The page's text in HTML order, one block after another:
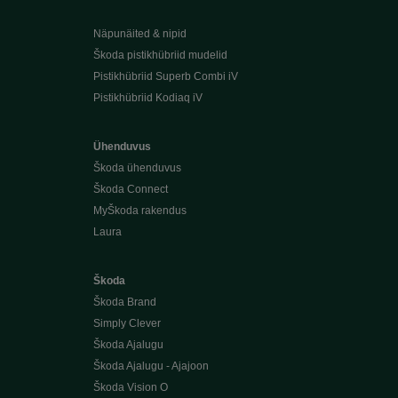
Näpunäited & nipid
Škoda pistikhübriid mudelid
Pistikhübriid Superb Combi iV
Pistikhübriid Kodiaq iV
Ühenduvus
Škoda ühenduvus
Škoda Connect
MyŠkoda rakendus
Laura
Škoda
Škoda Brand
Simply Clever
Škoda Ajalugu
Škoda Ajalugu - Ajajoon
Škoda Vision O